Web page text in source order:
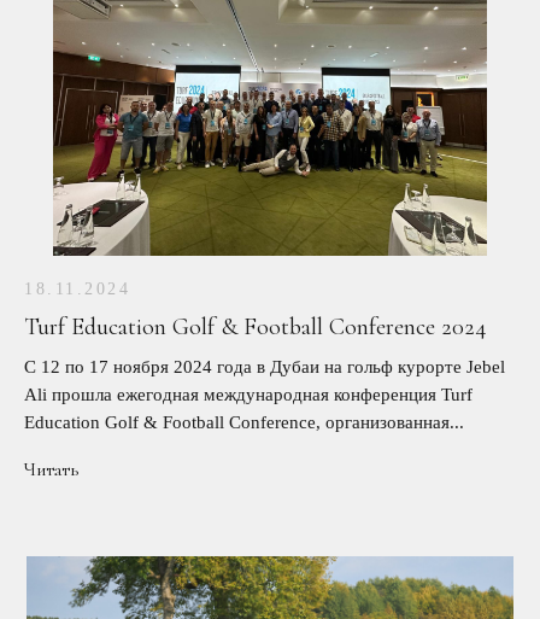
18.11.2024
Turf Education Golf & Football Conference 2024
С 12 по 17 ноября 2024 года в Дубаи на гольф курорте Jebel
Ali прошла ежегодная международная конференция Turf
Education Golf & Football Conference, организованная...
Читать